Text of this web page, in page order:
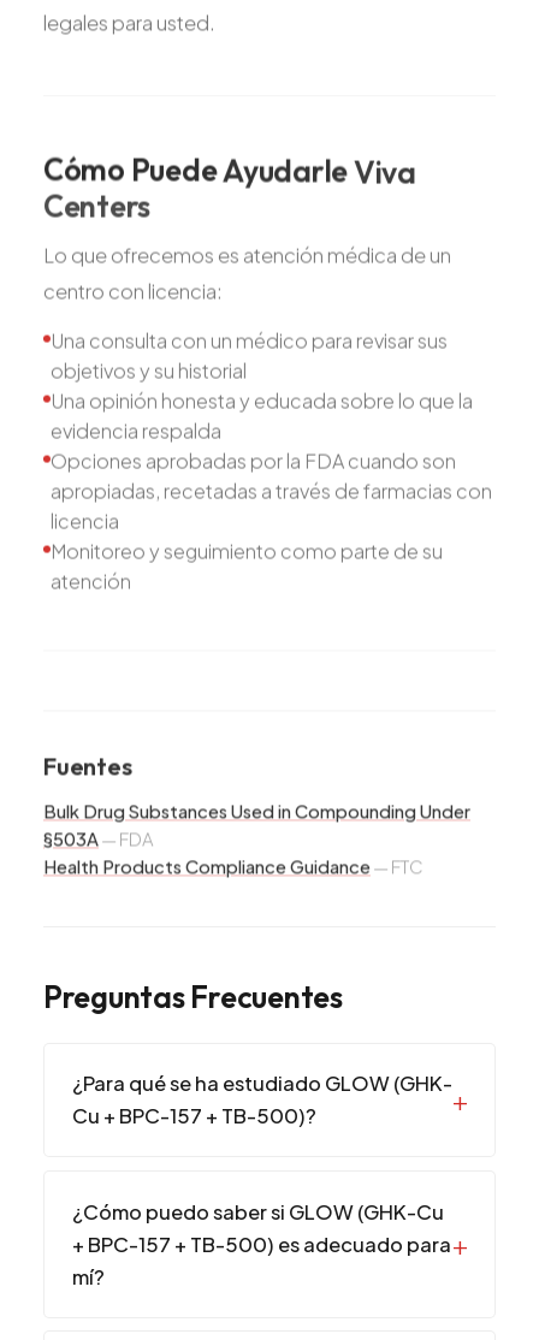
legales para usted.
Cómo Puede AyudarleViva
Centers
Lo que ofrecemos es atención médica de un
centro con licencia:
Una consulta con un médico para revisar sus
objetivos y su historial
Una opinión honesta y educada sobre lo que la
evidencia respalda
Opciones aprobadas por la FDA cuando son
apropiadas, recetadas a través de farmacias con
licencia
Monitoreo y seguimiento como parte de su
atención
Fuentes
Bulk Drug Substances Used in Compounding Under
§503A
—FDA
Health Products Compliance Guidance
FTC
Preguntas Frecuentes
¿Para qué se ha estudiado GLOW (GHK-
Cu + BPC-157 + TB-500)?
¿Cómo puedo saber si GLOW (GHK-Cu
+ BPC-157 + TB-500) es adecuado para
mí?